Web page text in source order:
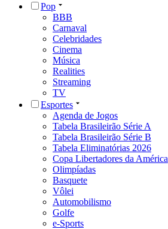
Pop
BBB
Carnaval
Celebridades
Cinema
Música
Realities
Streaming
TV
Esportes
Agenda de Jogos
Tabela Brasileirão Série A
Tabela Brasileirão Série B
Tabela Eliminatórias 2026
Copa Libertadores da América
Olimpíadas
Basquete
Vôlei
Automobilismo
Golfe
e-Sports